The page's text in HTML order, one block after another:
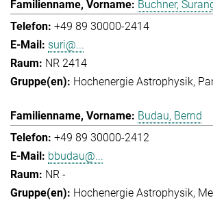
Buchner,
+49 89 30000-2414
suri@...
NR 2414
Hochenergie Astrophysik
Budau, Bernd
+49 89 30000-2412
bbudau@...
NR -
Hochenergie Astrophysik